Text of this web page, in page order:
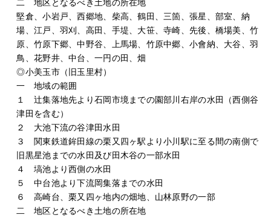
二 地区となるべき土地の所在地
堅倉、小岩戸、西郷地、柴高、鶴田、三箇、張星、部室、納
場、江戸、羽刈、高田、手堤、大笹、寺崎、先後、橋場美、竹
原、竹原下郷、中野谷、上馬場、竹原中郷、小會納、大谷、羽
鳥、花野井、中台、一円の田、畑
◎小美玉市（旧玉里村）
一 地域の範囲
１ 辻集落地先より石岡市境までの園部川右岸の水田（西側谷
津田を含む）
２ 大池下流の谷津田水田
３ 関東鉄道鉾田線の栗又四ヶ駅より小川駅に至る間の南側で
旧黒星池までの水田及び田木谷の一部水田
４ 塙池より西側の水田
５ 中台池より下流岡集落までの水田
６ 高崎台、栗又四ヶ地内の畑地、山林原野の一部
二 地区となるべき土地の所在地